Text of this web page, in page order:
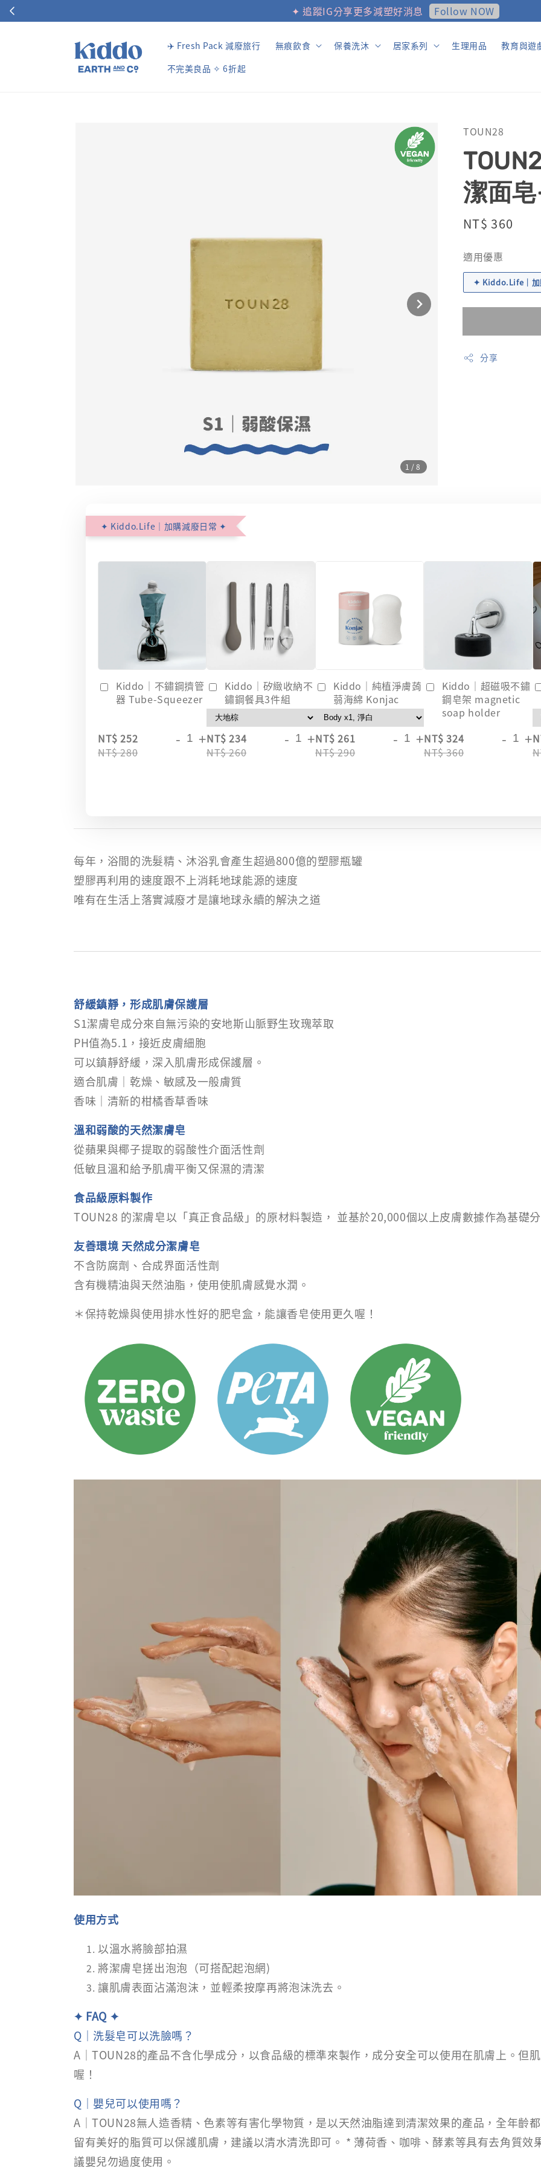
✦ 追蹤IG分享更多減塑好消息 Follow NOW
✈️ Fresh Pack 減廢旅行 無痕飲食 保養洗沐 居家系列 生理用品 教育與遊
不完美良品 ✧ 6折起
1 /8
TOUN28
潔面
Regular
NT$ 360
適用優惠
✦ Kiddo.Life｜加
分享
✦ Kiddo.Life｜加購減廢日常 ✦
Kiddo｜不鏽鋼擠管
器 Tube-Squeezer
NT$ 252
NT$ 280
- +
Kiddo｜矽緻收納不
鏽鋼餐具3件組
NT$ 234
NT$ 260
- +
Kiddo｜純植淨膚蒟
蒻海綿 Konjac
NT$ 261
NT$ 290
- +
Kiddo｜超磁吸不鏽
鋼皂架 magnetic
soap holder
NT$ 324
NT$ 360
- +
每年，浴間的洗髮精、沐浴乳會產生超過800億的塑膠瓶罐
塑膠再利用的速度跟不上消耗地球能源的速度
唯有在生活上落實減廢才是讓地球永續的解決之道
舒緩鎮靜，形成肌膚保護層
S1潔膚皂成分來自無污染的安地斯山脈野生玫瑰萃取
PH值為5.1，接近皮膚細胞
可以鎮靜舒緩，深入肌膚形成保護層。
適合肌膚｜乾燥、敏感及一般膚質
香味｜清新的柑橘香草香味
溫和弱酸的天然潔膚皂
從蘋果與椰子提取的弱酸性介面活性劑
低敏且溫和給予肌膚平衡又保濕的清潔
食品級原料製作
TOUN28 的潔膚皂以「真正食品級」的原材料製造， 並基於20,000個以上皮膚數據作為基礎
友善環境 天然成分潔膚皂
不含防腐劑、合成界面活性劑
含有機精油與天然油脂，使用使肌膚感覺水潤。
＊保持乾燥與使用排水性好的肥皂盒，能讓香皂使用更久喔！
使用方式
以溫水將臉部拍濕
將潔膚皂搓出泡泡（可搭配起泡網)
讓肌膚表面沾滿泡沫，並輕柔按摩再將泡沫洗去。
✦ FAQ ✦
Q｜洗髮皂可以洗臉嗎？
A｜TOUN28的產品不含化學成分，以食品級的標準來製作，成分安全可以使用在肌膚上。但
喔！
Q｜嬰兒可以使用嗎？
A｜TOUN28無人造香精、色素等有害化學物質，是以天然油脂達到清潔效果的產品，全年齡
留有美好的脂質可以保護肌膚，建議以清水清洗即可。 * 薄荷香、咖啡、酵素等具有去角質效
議嬰兒勿過度使用。